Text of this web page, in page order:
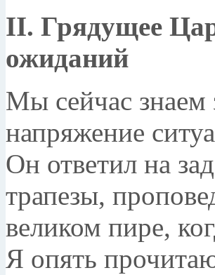
II. Грядущее
ожиданий
Мы сейчас знаем
напряжение
Он ответил на
трапезы,
великом пире,
Я опять